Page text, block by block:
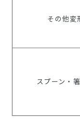
その他変
スプーン・